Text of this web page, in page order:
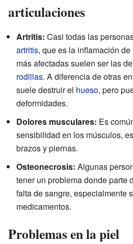
articulaciones
Artritis: Casi todas las
artritis, que es la inflamación de
más afectadas suelen ser las
rodillas. A diferencia de otras
suele destruir el hueso, pero
deformidades.
Dolores musculares: Es
sensibilidad en los músculos,
brazos y piernas.
Osteonecrosis: Algunas
tener un problema donde parte
falta de sangre, especialmente
medicamentos.
Problemas en la piel